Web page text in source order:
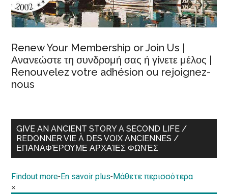
Renew Your Membership or Join Us |
Ανανεώστε τη συνδρομή σας ή γίνετε μέλος |
Renouvelez votre adhésion ou rejoignez-
nous
GIVE AN ANCIENT STORY A SECOND LIFE /
REDONNER VIE À DES VOIX ANCIENNES /
ΕΠΑΝΑΦΈΡΟΥΜΕ ΑΡΧΑΊΕΣ ΦΩΝΈΣ
Findout more-En savoir plus-Μάθετε περισσότερα